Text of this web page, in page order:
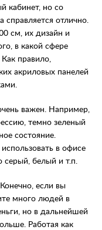
кабинет, но со
отлично.
см, их дизайн и
в какой сфере
правило,
акриловых панелей
важен. Например,
темно зеленый
состояние.
в офисе
серый, белый и т.п.
если вы
много людей в
но в дальнейшей
Работая как